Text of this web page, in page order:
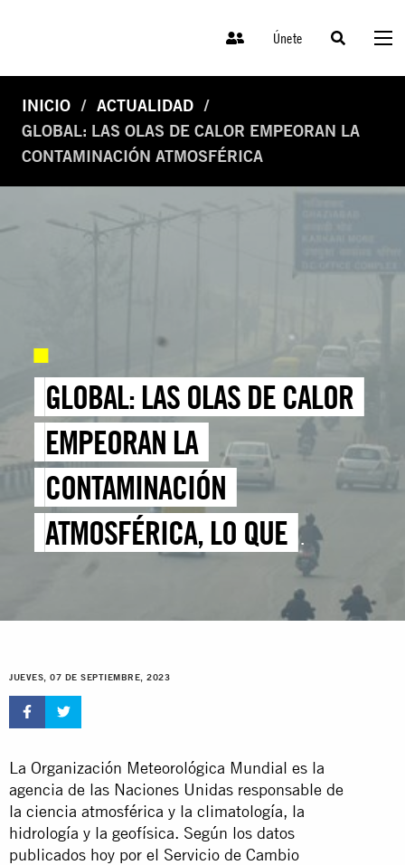
Únete
INICIO
ACTUALIDAD
GLOBAL: LAS OLAS DE CALOR EMPEORAN LA
CONTAMINACIÓN ATMOSFÉRICA
GLOBAL: LAS OLAS DE CALOR
EMPEORAN LA
CONTAMINACIÓN
ATMOSFÉRICA, LO QUE
NECESIDAD DE ABANDONAR
GRADUALMENTE LOS
COMBUSTIBLES FÓSILES
JUEVES, 07 DE SEPTIEMBRE, 2023
La Organización Meteorológica Mundial es la
agencia de las Naciones Unidas responsable de
la ciencia atmosférica y la climatología, la
hidrología y la geofísica. Según los datos
publicados hoy por el Servicio de Cambio